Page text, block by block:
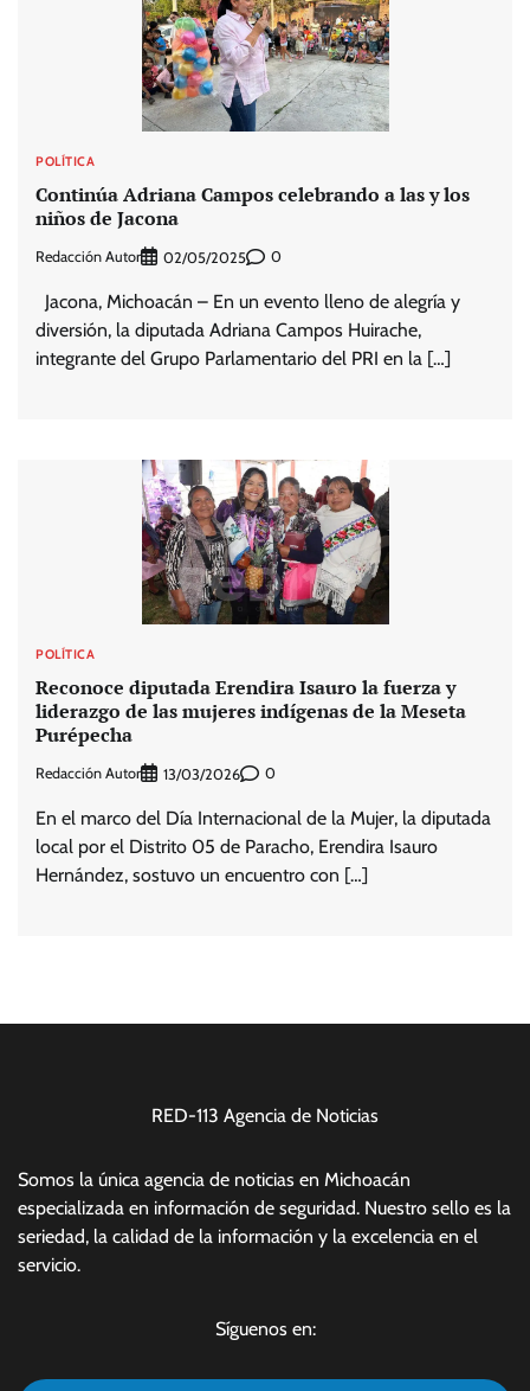
POLÍTICA
Continúa Adriana Campos celebrando a las y los
niños de Jacona
Redacción Autor 02/05/2025 0
Jacona, Michoacán – En un evento lleno de alegría y
diversión, la diputada Adriana Campos Huirache,
integrante del Grupo Parlamentario del PRI en la […]
POLÍTICA
Reconoce diputada Erendira Isauro la fuerza y
liderazgo de las mujeres indígenas de la Meseta
Purépecha
Redacción Autor 13/03/2026 0
En el marco del Día Internacional de la Mujer, la diputada
local por el Distrito 05 de Paracho, Erendira Isauro
Hernández, sostuvo un encuentro con […]
RED-113 Agencia de Noticias
Somos la única agencia de noticias en Michoacán
especializada en información de seguridad. Nuestro sello es la
seriedad, la calidad de la información y la excelencia en el
servicio.
Síguenos en: